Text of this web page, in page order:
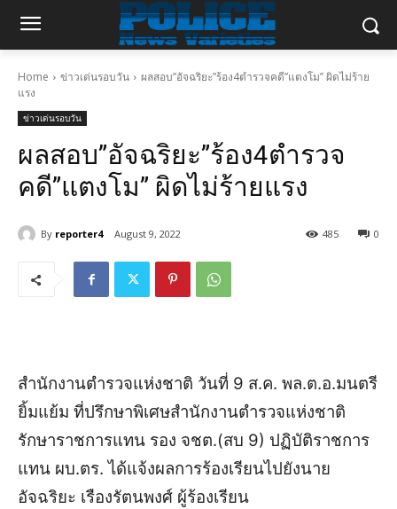
Home ข่าวเด่นรอบวัน
ผลสอบ”อัจฉริยะ”ร้อง4ตำรวจคดี”แตงโม” ผิดไม่ร้าย
แรง
ข่าวเด่นรอบวัน
ผลสอบ”อัจฉริยะ”ร้อง4ตำรวจ
คดี”แตงโม” ผิดไม่ร้ายแรง
By reporter4 August 9, 2022 0
485
สำนักงานตำรวจแห่งชาติ วันที่ 9 ส.ค. พล.ต.อ.มนตรี
ยิ้มแย้ม ที่ปรึกษาพิเศษสำนักงานตำรวจแห่งชาติ
รักษาราชการแทน รอง จชต.(สบ 9) ปฏิบัติราชการ
แทน ผบ.ตร. ได้แจ้งผลการร้องเรียนไปยังนาย
อัจฉริยะ เรืองรัตนพงศ์ ผู้ร้องเรียน